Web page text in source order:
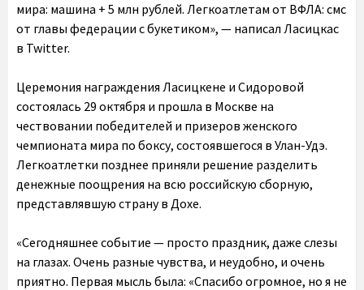
мира: машина + 5 млн рублей. Легкоатлетам от ВФЛА: смс
от главы федерации с букетиком», — написал Ласицкас
в Twitter.
Церемония награждения Ласицкене и Сидоровой
состоялась 29 октября и прошла в Москве на
чествовании победителей и призеров женского
чемпионата мира по боксу, состоявшегося в Улан-Удэ.
Легкоатлетки позднее приняли решение разделить
денежные поощрения на всю российскую сборную,
представлявшую страну в Дохе.
«Сегодняшнее событие — просто праздник, даже слезы
на глазах. Очень разные чувства, и неудобно, и очень
приятно. Первая мысль была: «Спасибо огромное, но я не